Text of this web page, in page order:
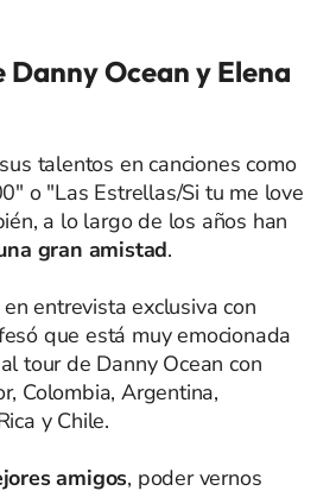
Danny Ocean y Elena
talentos en canciones como
o "Las Estrellas/Si tu me love
a lo largo de los años han
gran amistad.
entrevista exclusiva con
que está muy emocionada
tour de Danny Ocean con
Colombia, Argentina,
y Chile.
amigos, poder vernos